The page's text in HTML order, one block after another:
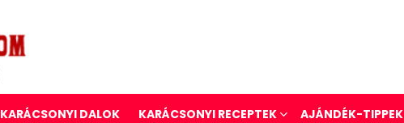
KARÁCSONYI DALOK KARÁCSONYI RECEPTEK AJÁNDÉK-TIPPEK